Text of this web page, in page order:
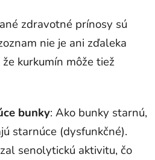
zdravotné prínosy sú
nie je ani zďaleka
kurkumín môže tiež
bunky: Ako bunky starnú,
starnúce (dysfunkčné).
senolytickú aktivitu, čo